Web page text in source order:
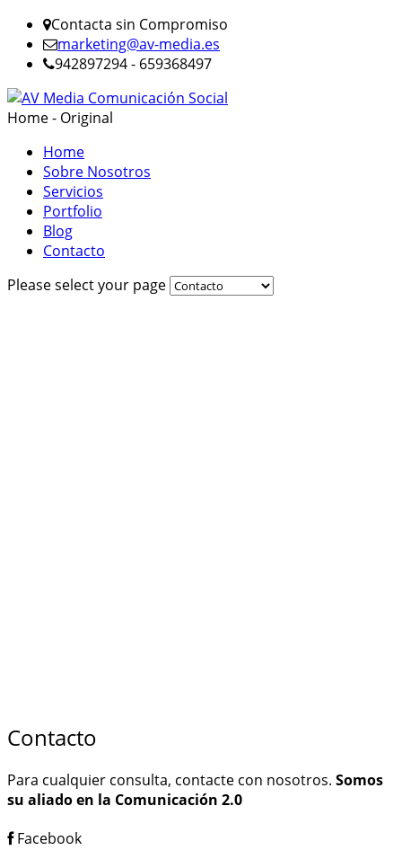
Contacta sin Compromiso
marketing@av-media.es
942897294 - 659368497
Home - Original
Home
Sobre Nosotros
Servicios
Portfolio
Blog
Contacto
Please select your page
Contacto
Para cualquier consulta, contacte con nosotros. Somos
su aliado en la Comunicación 2.0
Facebook